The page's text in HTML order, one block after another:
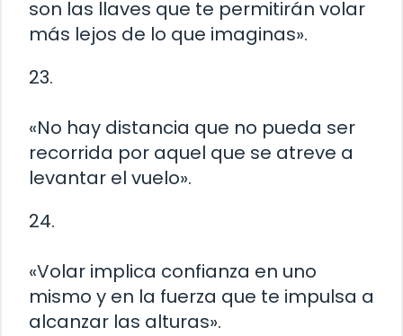
son las llaves que te permitirán volar
más lejos de lo que imaginas».
23.
«No hay distancia que no pueda ser
recorrida por aquel que se atreve a
levantar el vuelo».
24.
«Volar implica confianza en uno
mismo y en la fuerza que te impulsa a
alcanzar las alturas».